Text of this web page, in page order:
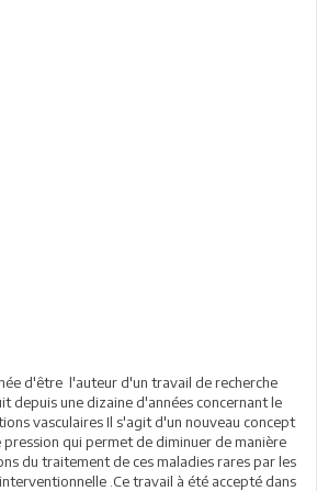
d'être l'auteur d'un travail de recherche
depuis une dizaine d'années concernant le
vasculaires Il s'agit d'un nouveau concept
qui permet de diminuer de manière
du traitement de ces maladies rares par les
.Ce travail à été accepté dans